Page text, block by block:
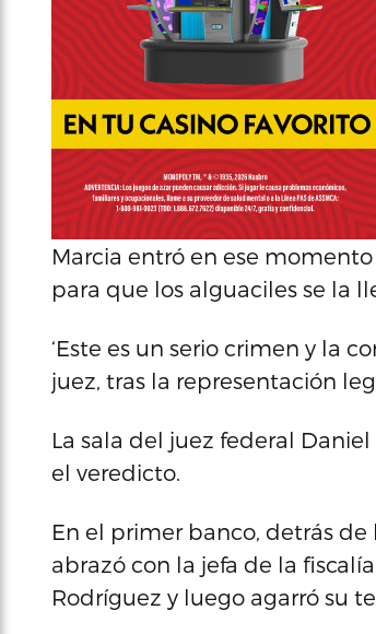
Marcia entró en ese
para que los alguaciles se la
‘Este es un serio crimen y la
juez, tras la representación
La sala del juez federal
el veredicto.
En el primer banco, detrás
abrazó con la jefa de la
Rodríguez y luego agarró su